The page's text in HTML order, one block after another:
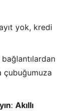
yok, kredi
bağlantılardan
çubuğumuza
: Akıllı